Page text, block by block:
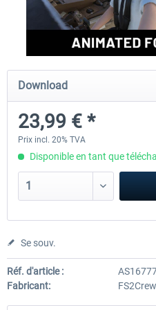
rkApps - FSRealistic Pro MSFS
Download
23,99 € *
Prix incl. 20% TVA
Disponible en tant que
Se souv.
Réf. d'article :
Fabricant:
FS2Crew